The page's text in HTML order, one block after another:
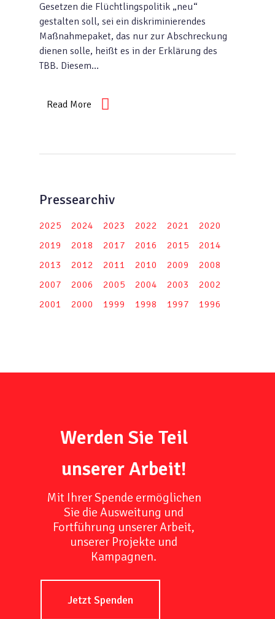
Gesetzen die Flüchtlingspolitik „neu“
gestalten soll, sei ein diskriminierendes
Maßnahmepaket, das nur zur Abschreckung
dienen solle, heißt es in der Erklärung des
TBB. Diesem…
Read More
Pressearchiv
2025 2024 2023 2022 2021
2020
2019
2018 2017 2016 2015
2014
2013
2012 2011 2010 2009
2008
2007
2006 2005 2004 2003
2002
2001
2000 1999 1998 1997 1996
Werden Sie Teil
unserer Arbeit!
Mit Ihrer Spende ermöglichen
Sie die Ausweitung und
Fortführung unserer Arbeit,
unserer Projekte und
Kampagnen.
Jetzt Spenden